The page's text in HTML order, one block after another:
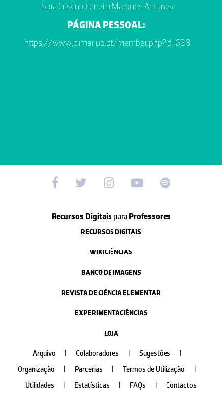
Sara Cristina Ferreira Marques Antunes
PÁGINA PESSOAL:
https://www.ciimar.up.pt/member.php?id=628
Recursos Digitais paraProfessores
RECURSOS DIGITAIS
WIKICIÊNCIAS
BANCO DE IMAGENS
REVISTA DE CIÊNCIA ELEMENTAR
EXPERIMENTACIÊNCIAS
LOJA
Arquivo Colaboradores Sugestões
Organização
Parcerias Termos de Utilização
Utilidades
Estatísticas FAQs Contactos